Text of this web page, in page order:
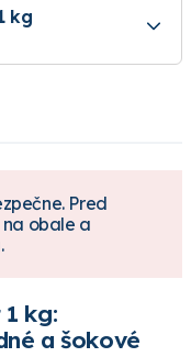
kg
Pred
obale a
kg:
a šokové